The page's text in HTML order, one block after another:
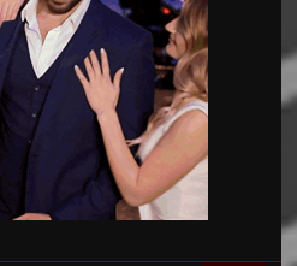
на Јуве во летниот
за Бруно